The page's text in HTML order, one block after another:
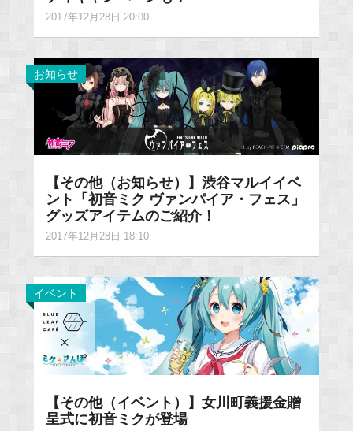
2017年12月28日 20:00
お知らせ
【その他（お知らせ）】渋谷マルイイベ
ント「初音ミク ヴァンパイア・フェス」
グッズアイテムのご紹介！
2017年12月28日 18:10
イベント
【その他（イベント）】女川町義援金贈
呈式に初音ミクが登場